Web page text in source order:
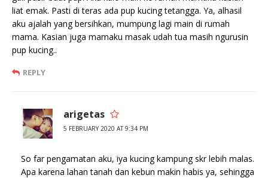
liat emak. Pasti di teras ada pup kucing tetangga. Ya, alhasil
aku ajalah yang bersihkan, mumpung lagi main di rumah
mama. Kasian juga mamaku masak udah tua masih ngurusin
pup kucing..
REPLY
arigetas
5 FEBRUARY 2020 AT 9:34 PM
So far pengamatan aku, iya kucing kampung skr lebih malas.
Apa karena lahan tanah dan kebun makin habis ya, sehingga